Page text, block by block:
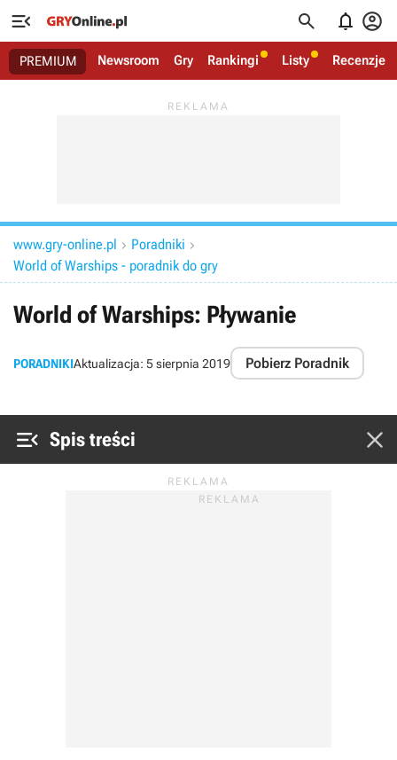
   
PREMIUM Newsroom Gry Rankingi Listy Recenzje
www.gry-online.pl  Poradniki 
World of Warships - poradnik do gry
World of Warships: Pływanie
PORADNIKIAktualizacja: 5 sierpnia 2019 Pobierz Poradnik
 Spis treści 